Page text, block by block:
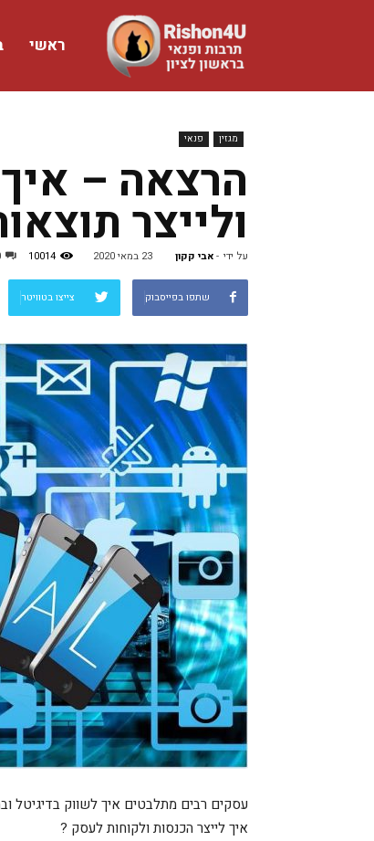
ראשי
מגזין פנאי
הרצאה –
ולייצר
על ידי אבי קקון- 23 במאי 2020 10014
שתפו בפייסבוק צייצו בטוויטר
עסקים רבים מתלבטים איך לשווק בדיגיטל
איך לייצר הכנסות ולקוחות לעסק ?